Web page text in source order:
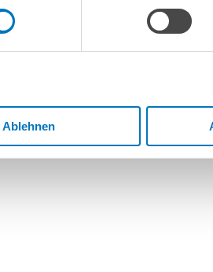
haben oder
gesammelt haben.
Ablehnen